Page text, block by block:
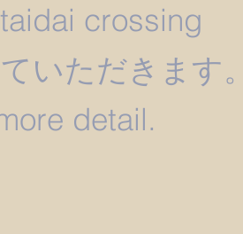
crossing
いただきます。
detail.